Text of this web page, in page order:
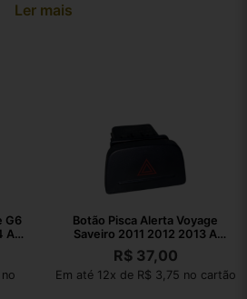
Ler mais
G6
A
Botão Pisca Alerta Voyage
Saveiro 2011 2012 2013 A
2016
R$37,00
Em até 12x de R$ 3,75 no cartão